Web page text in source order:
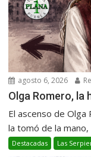
agosto 6, 2026
Olga Romero, la
El ascenso de
la tomó de la mano,
Destacadas Las